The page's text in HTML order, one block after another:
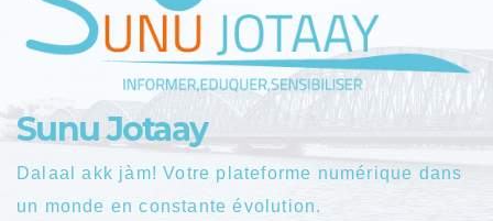
Sunu Jotaay
Dalaal akk jàm! Votre plateforme numérique dans
un monde en constante évolution.